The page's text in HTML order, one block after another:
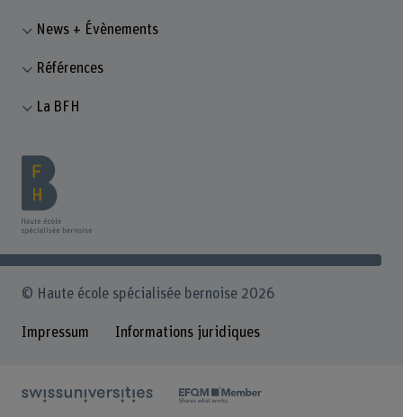
News + Évènements
Références
La BFH
© Haute école spécialisée bernoise 2026
Impressum Informations juridiques